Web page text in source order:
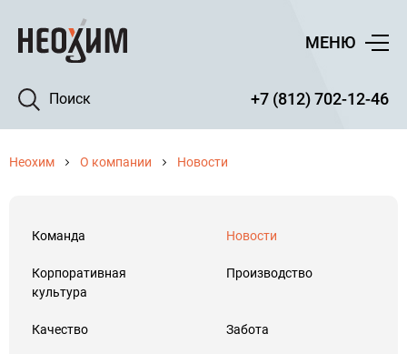
Поиск
МЕНЮ
+7 (812) 702-12-46
Неохим О компании Новости
Команда Новости
Корпоративная
культура
Производство
Качество Забота